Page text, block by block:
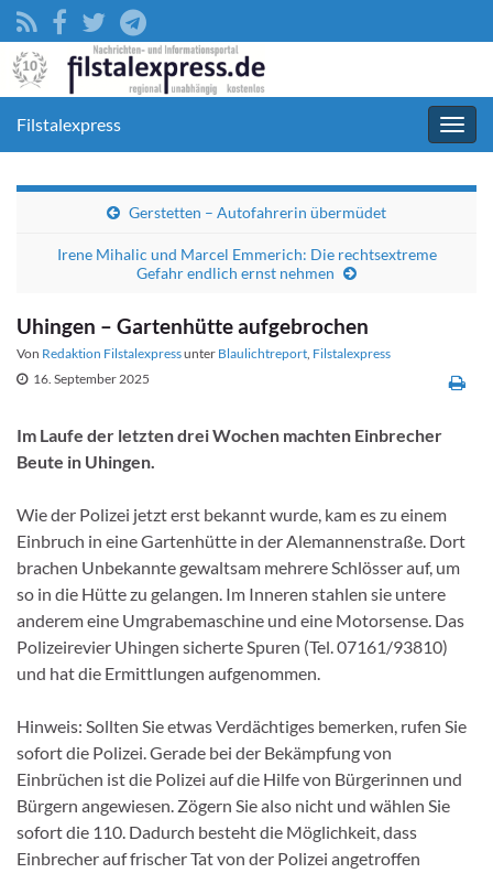
Filstalexpress
Gerstetten – Autofahrerin übermüdet
Irene Mihalic und Marcel Emmerich: Die rechtsextreme
Gefahr endlich ernst nehmen
Uhingen – Gartenhütte aufgebrochen
Von Redaktion Filstalexpressunter Blaulichtreport, Filstalexpress
16. September 2025
Im Laufe der letzten drei Wochen machten Einbrecher
Beute in Uhingen.
Wie der Polizei jetzt erst bekannt wurde, kam es zu einem
Einbruch in eine Gartenhütte in der Alemannenstraße. Dort
brachen Unbekannte gewaltsam mehrere Schlösser auf, um
so in die Hütte zu gelangen. Im Inneren stahlen sie untere
anderem eine Umgrabemaschine und eine Motorsense. Das
Polizeirevier Uhingen sicherte Spuren (Tel. 07161/93810)
und hat die Ermittlungen aufgenommen.
Hinweis: Sollten Sie etwas Verdächtiges bemerken, rufen Sie
sofort die Polizei. Gerade bei der Bekämpfung von
Einbrüchen ist die Polizei auf die Hilfe von Bürgerinnen und
Bürgern angewiesen. Zögern Sie also nicht und wählen Sie
sofort die 110. Dadurch besteht die Möglichkeit, dass
Einbrecher auf frischer Tat von der Polizei angetroffen